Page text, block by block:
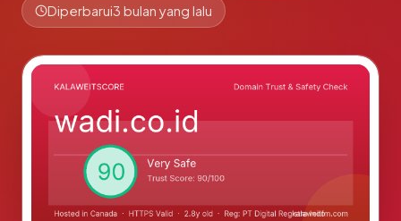
Diperbarui3 bulan yang lalu